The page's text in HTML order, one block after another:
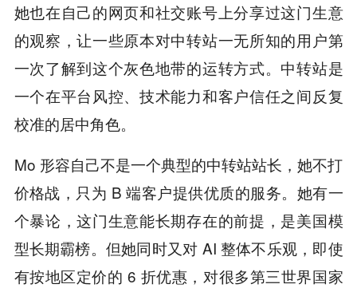
她也在自己的网页和社交账号上分享过这门生意
的观察，让一些原本对中转站一无所知的用户第
一次了解到这个灰色地带的运转方式。中转站是
一个在平台风控、技术能力和客户信任之间反复
校准的居中角色。
Mo 形容自己不是一个典型的中转站站长，她不打
价格战，只为 B 端客户提供优质的服务。她有一
个暴论，这门生意能长期存在的前提，是美国模
型长期霸榜。但她同时又对 AI 整体不乐观，即使
有按地区定价的 6 折优惠，对很多第三世界国家